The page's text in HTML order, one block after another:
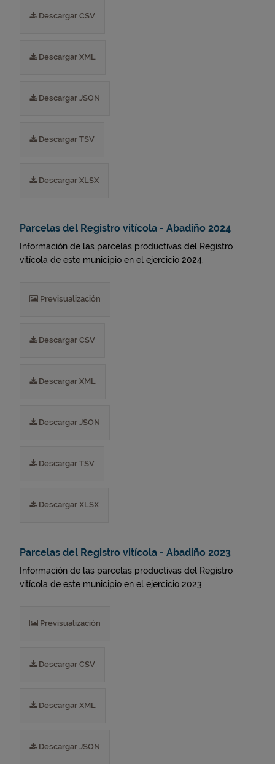
Descargar CSV
Descargar XML
Descargar JSON
Descargar TSV
Descargar XLSX
Parcelas del Registro vitícola - Abadiño 2024
Información de las parcelas productivas del Registro
vitícola de este municipio en el ejercicio 2024.
Previsualización
Descargar CSV
Descargar XML
Descargar JSON
Descargar TSV
Descargar XLSX
Parcelas del Registro vitícola - Abadiño 2023
Información de las parcelas productivas del Registro
vitícola de este municipio en el ejercicio 2023.
Previsualización
Descargar CSV
Descargar XML
Descargar JSON